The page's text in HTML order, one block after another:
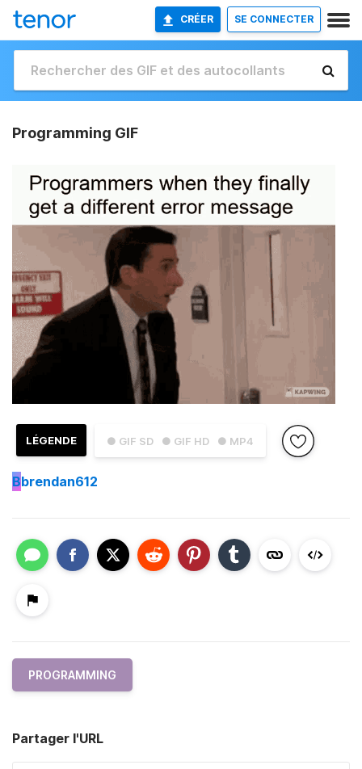
CRÉER SE CONNECTER
Programming GIF
● GIF SD ● GIF HD ● MP4
LÉGENDE
Bbrendan612
PROGRAMMING
Partager l'URL